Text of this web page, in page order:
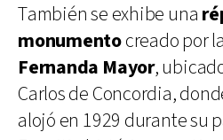
También se exhibe una
monumentocreado por
Fernanda Mayor,
Carlos de Concordia,
alojó en 1929 durante su